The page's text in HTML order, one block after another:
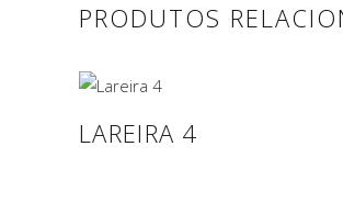
PRODUTOS
LAREIRA 4